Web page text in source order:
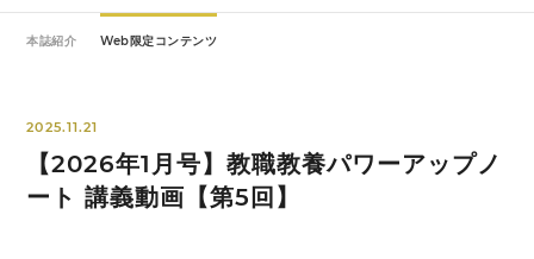
本誌紹介 Web限定コンテンツ
2025.11.21
【2026年1月号】教職教養パワーアップノ
ート 講義動画【第5回】